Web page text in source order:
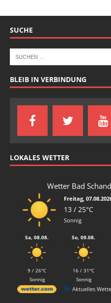
SUCHE
BLEIB IN VERBINDUNG
LOKALES WETTER
Wetter Bad
Freitag,
13 / 25°C
Sonnig
Sa, 08.08.
9 / 26°C
Sonnig
So, 09.08.
16 / 31°C
Sonnig
Aktuelles